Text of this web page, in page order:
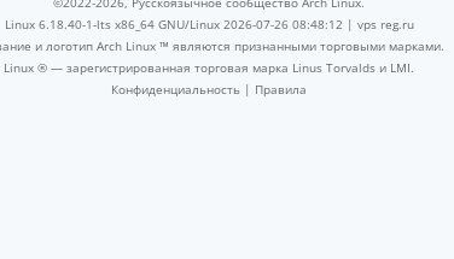
Linux 6.18.40-1-lts x86_64 GNU/Linux 2026-07-26 08:48:12 | vps reg.ru
и логотип Arch Linux ™ являются признанными торговыми марками.
Linux ® — зарегистрированная торговая марка Linus Torvalds и LMI.
Конфиденциальность | Правила